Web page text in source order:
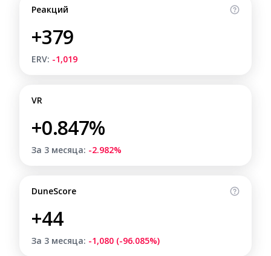
Реакций
+379
ERV: -1,019
VR
+0.847%
За 3 месяца: -2.982%
DuneScore
+44
За 3 месяца: -1,080 (-96.085%)